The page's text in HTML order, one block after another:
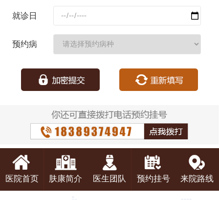
就诊日
预约病
医院首页 肤康简介 医生团队 预约挂号 来院路线